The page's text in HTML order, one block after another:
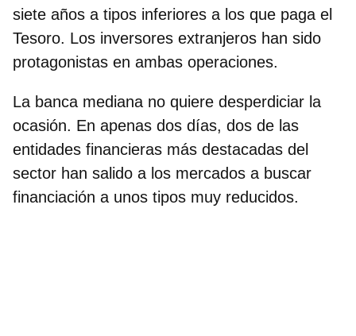
siete años a tipos inferiores a los que paga el
Tesoro. Los inversores extranjeros han sido
protagonistas en ambas operaciones.
La banca mediana no quiere desperdiciar la
ocasión. En apenas dos días, dos de las
entidades financieras más destacadas del
sector han salido a los mercados a buscar
financiación a unos tipos muy reducidos.